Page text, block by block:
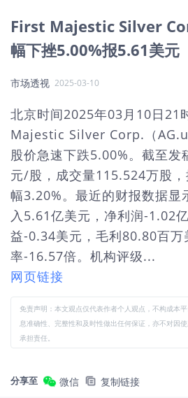
First Majestic Silver
幅下挫5.00%报5.61美元
市场透视 2025-03-10
北京时间2025年03月10日21
Majestic Silver Corp.（
股价急速下跌5.00%。截至发
元/股，成交量115.524万股
幅3.20%。最近的财报数据显
入5.61亿美元，净利润-1.02
益-0.34美元，毛利80.80百万
率-16.57倍。机构评级...
网页链接
免责声明：本文观点仅代表作者个人观点，不构成本
息准确性、完整性和及时性做出任何保证，亦不对因
承担责任。
分享至 微信 复制链接